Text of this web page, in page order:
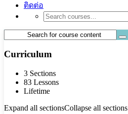
ติดต่อ
Curriculum
3 Sections
83 Lessons
Lifetime
Expand all sectionsCollapse all sections